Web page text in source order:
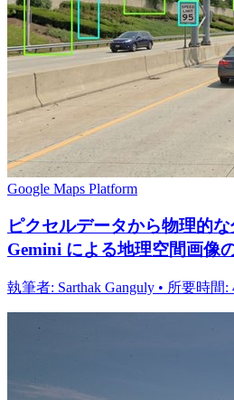
Google Maps Platform
ピクセルデータから物理的
Gemini による地理空間画像
執筆者: Sarthak Ganguly • 所要時間: